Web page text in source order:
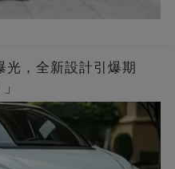
光，全新設計引爆期